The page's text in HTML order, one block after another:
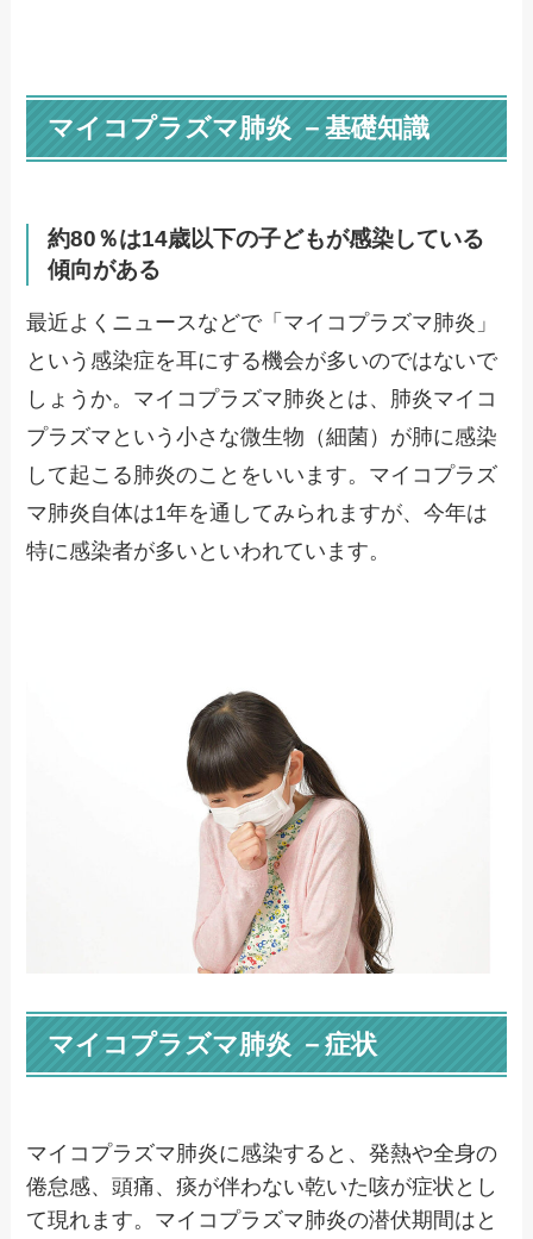
マイコプラズマ肺炎 －基礎知識
約80％は14歳以下の子どもが感染している
傾向がある
最近よくニュースなどで「マイコプラズマ肺炎」
という感染症を耳にする機会が多いのではないで
しょうか。マイコプラズマ肺炎とは、肺炎マイコ
プラズマという小さな微生物（細菌）が肺に感染
して起こる肺炎のことをいいます。マイコプラズ
マ肺炎自体は1年を通してみられますが、今年は
特に感染者が多いといわれています。
マイコプラズマ肺炎 －症状
マイコプラズマ肺炎に感染すると、発熱や全身の
倦怠感、頭痛、痰が伴わない乾いた咳が症状とし
て現れます。マイコプラズマ肺炎の潜伏期間はと